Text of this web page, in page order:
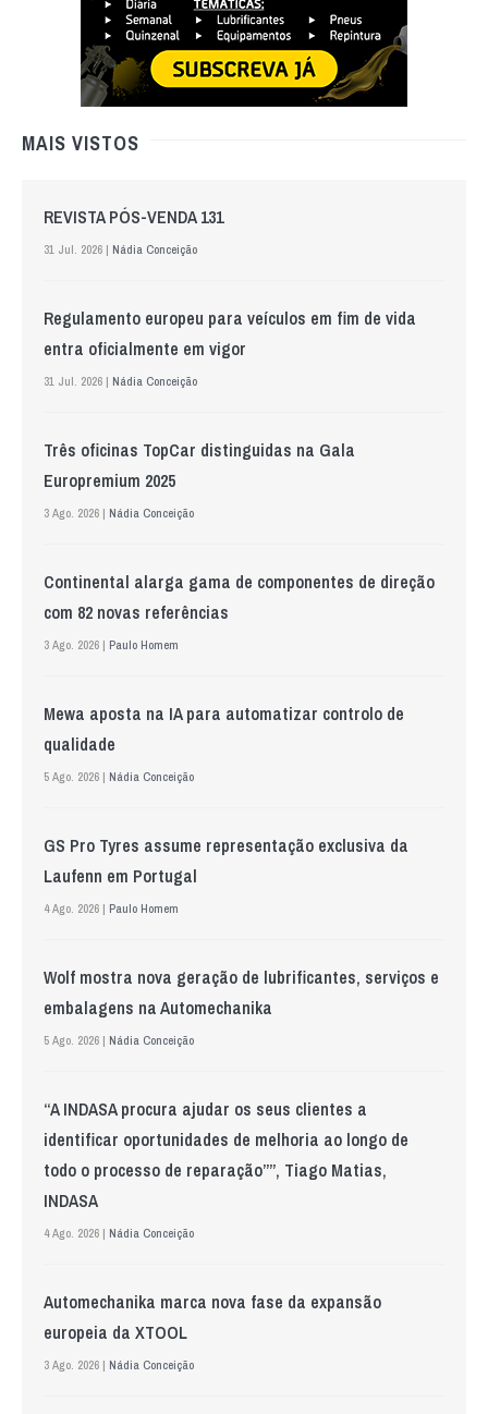
MAIS VISTOS
REVISTA PÓS-VENDA 131
31 Jul. 2026 | Nádia Conceição
Regulamento europeu para veículos em fim de vida
entra oficialmente em vigor
31 Jul. 2026 | Nádia Conceição
Três oficinas TopCar distinguidas na Gala
Europremium 2025
3 Ago. 2026 | Nádia Conceição
Continental alarga gama de componentes de direção
com 82 novas referências
3 Ago. 2026 | Paulo Homem
Mewa aposta na IA para automatizar controlo de
qualidade
5 Ago. 2026 | Nádia Conceição
GS Pro Tyres assume representação exclusiva da
Laufenn em Portugal
4 Ago. 2026 | Paulo Homem
Wolf mostra nova geração de lubrificantes, serviços e
embalagens na Automechanika
5 Ago. 2026 | Nádia Conceição
“A INDASA procura ajudar os seus clientes a
identificar oportunidades de melhoria ao longo de
todo o processo de reparação””, Tiago Matias,
INDASA
4 Ago. 2026 | Nádia Conceição
Automechanika marca nova fase da expansão
europeia da XTOOL
3 Ago. 2026 | Nádia Conceição